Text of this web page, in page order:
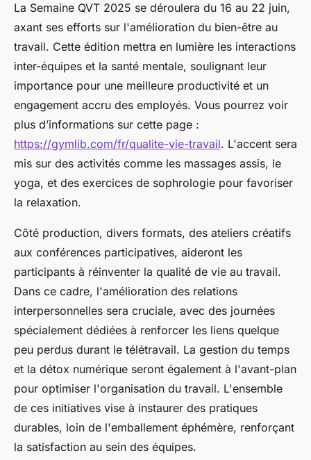
La Semaine QVT 2025 se déroulera du 16 au 22 juin,
axant ses efforts sur l'amélioration du bien-être au
travail. Cette édition mettra en lumière les interactions
inter-équipes et la santé mentale, soulignant leur
importance pour une meilleure productivité et un
engagement accru des employés. Vous pourrez voir
plus d’informations sur cette page :
https://gymlib.com/fr/qualite-vie-travail. L'accent sera
mis sur des activités comme les massages assis, le
yoga, et des exercices de sophrologie pour favoriser
la relaxation.
Côté production, divers formats, des ateliers créatifs
aux conférences participatives, aideront les
participants à réinventer la qualité de vie au travail.
Dans ce cadre, l'amélioration des relations
interpersonnelles sera cruciale, avec des journées
spécialement dédiées à renforcer les liens quelque
peu perdus durant le télétravail. La gestion du temps
et la détox numérique seront également à l'avant-plan
pour optimiser l'organisation du travail. L'ensemble
de ces initiatives vise à instaurer des pratiques
durables, loin de l'emballement éphémère, renforçant
la satisfaction au sein des équipes.